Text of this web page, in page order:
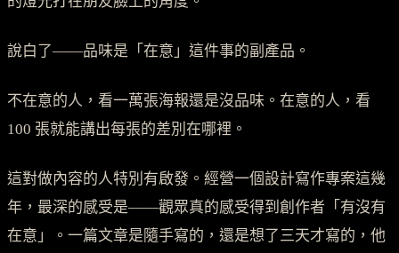
說白了——品味是「在意」這件事的副產品。
不在意的人，看一萬張海報還是沒品味。在意的人，看
100 張就能講出每張的差別在哪裡。
這對做內容的人特別有啟發。經營一個設計寫作專案這幾
年，最深的感受是——觀眾真的感受得到創作者「有沒有
在意」。一篇文章是隨手寫的，還是想了三天才寫的，他